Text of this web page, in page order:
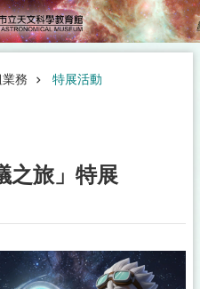
業務 特展活動
之旅」特展